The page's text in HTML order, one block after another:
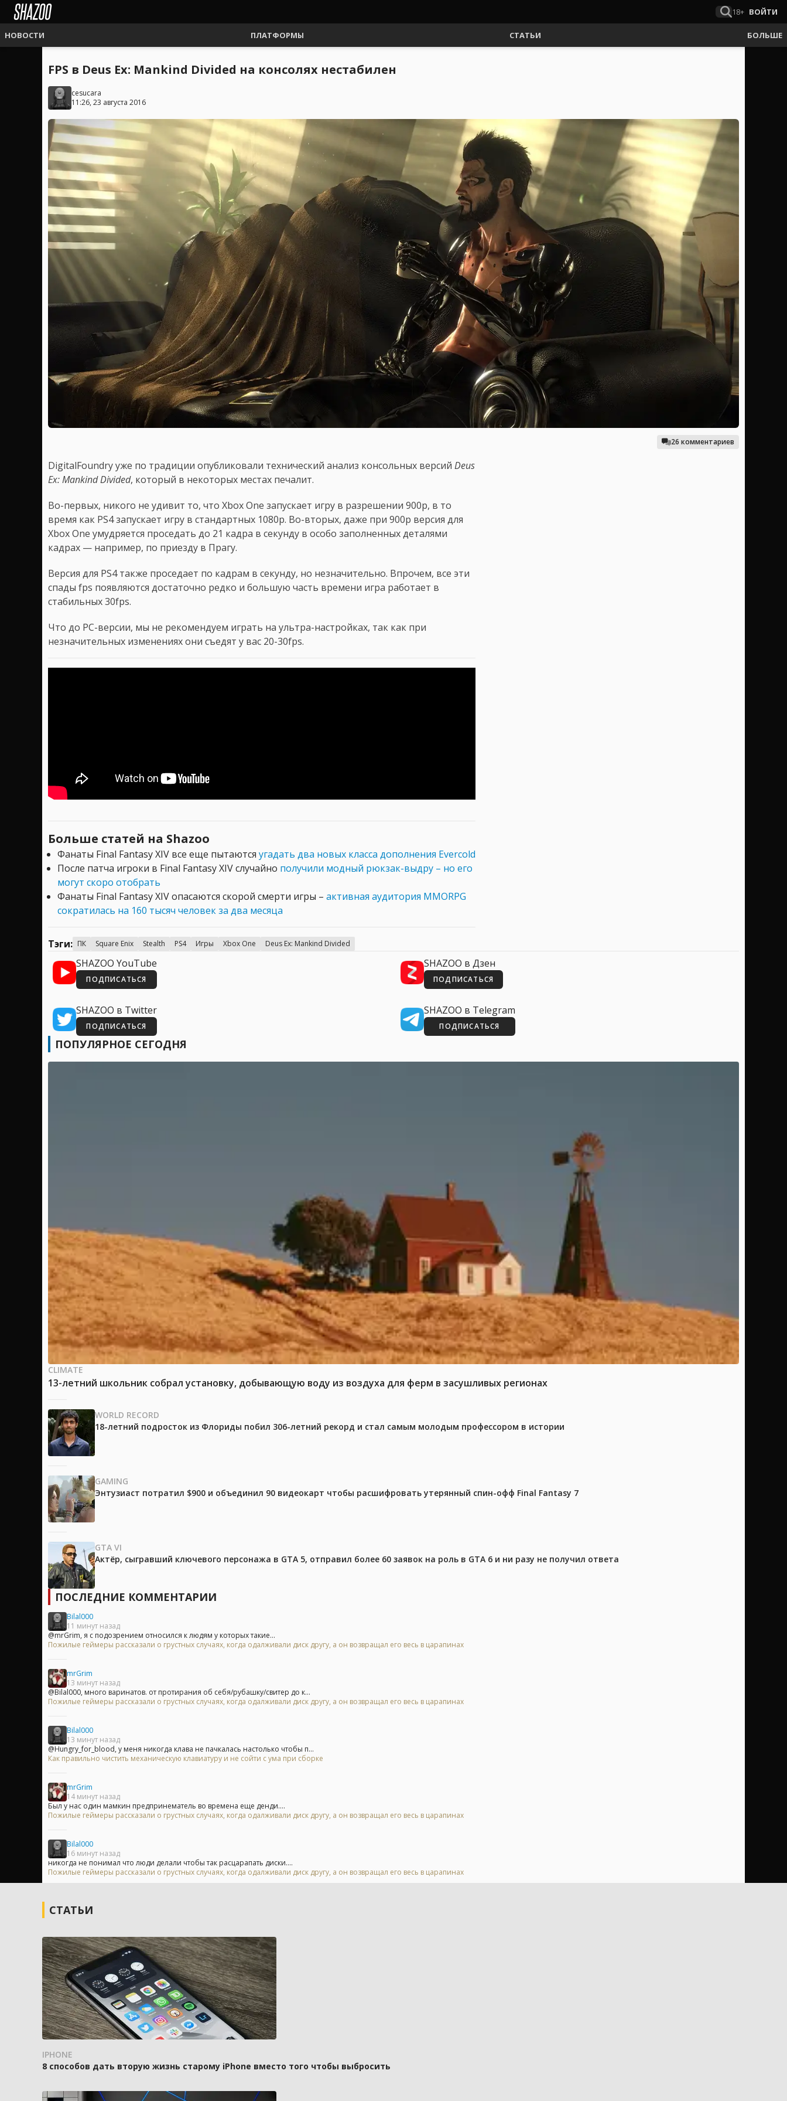
18+ ВОЙТИ
НОВОСТИ ПЛАТФОРМЫ СТАТЬИ БОЛЬШЕ
FPS в Deus Ex: Mankind Divided на консолях нестабилен
cesucara
11:26, 23 августа 2016
26 комментариев
DigitalFoundry уже по традиции опубликовали технический анализ консольных версий Deus
Ex: Mankind Divided, который в некоторых местах печалит.
Во-первых, никого не удивит то, что Xbox One запускает игру в разрешении 900p, в то
время как PS4 запускает игру в стандартных 1080p. Во-вторых, даже при 900p версия для
Xbox One умудряется проседать до 21 кадра в секунду в особо заполненных деталями
кадрах — например, по приезду в Прагу.
Версия для PS4 также проседает по кадрам в секунду, но незначительно. Впрочем, все эти
спады fps появляются достаточно редко и большую часть времени игра работает в
стабильных 30fps.
Что до PC-версии, мы не рекомендуем играть на ультра-настройках, так как при
незначительных изменениях они съедят у вас 20-30fps.
Больше статей на Shazoo
Фанаты Final Fantasy XIV все еще пытаются угадать два новых класса дополнения Evercold
После патча игроки в Final Fantasy XIV случайно получили модный рюкзак-выдру – но его
могут скоро отобрать
Фанаты Final Fantasy XIV опасаются скорой смерти игры – активная аудитория MMORPG
сократилась на 160 тысяч человек за два месяца
Тэги: ПК Square Enix Stealth PS4 Игры Xbox One Deus Ex: Mankind Divided
SHAZOO YouTube
ПОДПИСАТЬСЯ
SHAZOO в Дзен
ПОДПИСАТЬСЯ
SHAZOO в Twitter
ПОДПИСАТЬСЯ
SHAZOO в Telegram
ПОДПИСАТЬСЯ
ПОПУЛЯРНОЕ СЕГОДНЯ
CLIMATE
13-летний школьник собрал установку, добывающую воду из воздуха для ферм в засушливых регионах
WORLD RECORD
18-летний подросток из Флориды побил 306-летний рекорд и стал самым молодым профессором в истории
GAMING
Энтузиаст потратил $900 и объединил 90 видеокарт чтобы расшифровать утерянный спин-офф Final Fantasy 7
GTA VI
Актёр, сыгравший ключевого персонажа в GTA 5, отправил более 60 заявок на роль в GTA 6 и ни разу не получил ответа
ПОСЛЕДНИЕ КОММЕНТАРИИ
Bilal000
11 минут назад
@mrGrim, я с подозрением относился к людям у которых такие...
Пожилые геймеры рассказали о грустных случаях, когда одалживали диск другу, а он возвращал его весь в царапинах
mrGrim
13 минут назад
@Bilal000, много варинатов. от протирания об себя/рубашку/свитер до к...
Пожилые геймеры рассказали о грустных случаях, когда одалживали диск другу, а он возвращал его весь в царапинах
Bilal000
13 минут назад
@Hungry_for_blood, у меня никогда клава не пачкалась настолько чтобы п...
Как правильно чистить механическую клавиатуру и не сойти с ума при сборке
mrGrim
14 минут назад
Был у нас один мамкин предпринематель во времена еще денди....
Пожилые геймеры рассказали о грустных случаях, когда одалживали диск другу, а он возвращал его весь в царапинах
Bilal000
16 минут назад
никогда не понимал что люди делали чтобы так расцарапать диски....
Пожилые геймеры рассказали о грустных случаях, когда одалживали диск другу, а он возвращал его весь в царапинах
СТАТЬИ
IPHONE
8 способов дать вторую жизнь старому iPhone вместо того чтобы выбросить